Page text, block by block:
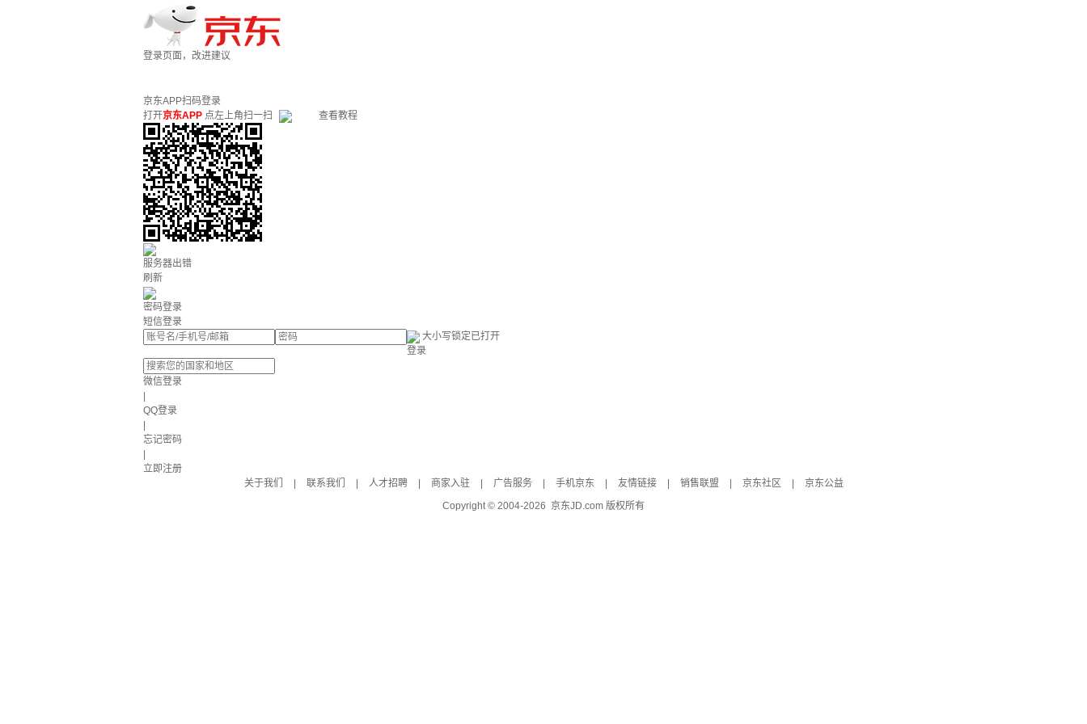
登录页面，改进建议
京东APP扫码登录
打开京东APP 点左上角扫一扫 查看教程
服务器出错
刷新
密码登录
短信登录
大小写锁定已打开
登录
微信登录
QQ登录
忘记密码
立即注册
关于我们
联系我们 人才招聘 商家入驻 广告服务 手机京东 友情链接 销售联盟 京东社区
京东公益
Copyright © 2004-2026 京东JD.com 版权所有